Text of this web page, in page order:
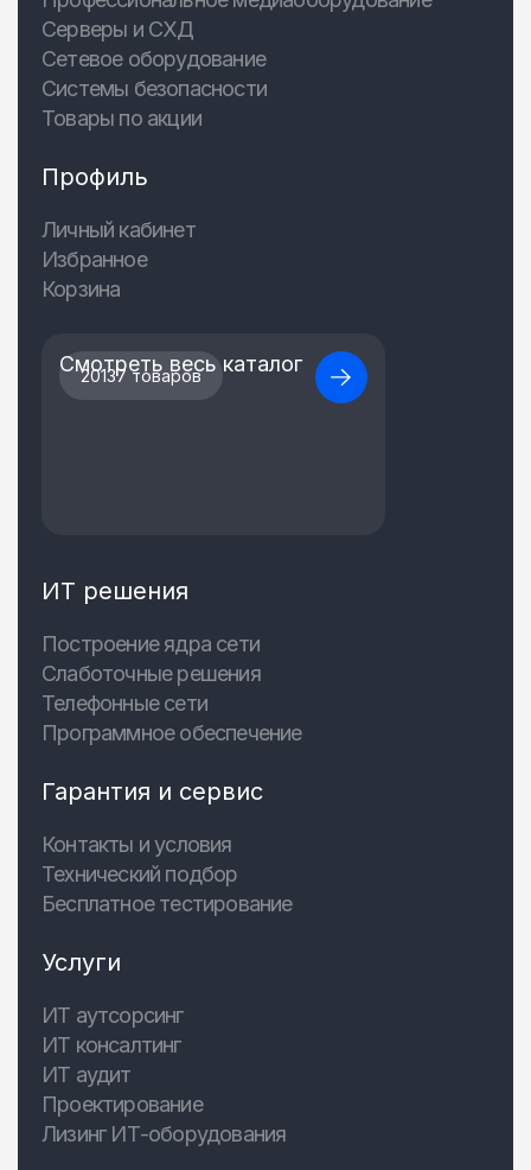
Серверы и СХД
Сетевое оборудование
Системы безопасности
Товары по акции
Профиль
Личный кабинет
Избранное
Корзина
20137 товаров
Смотреть весь каталог
ИТ решения
Построение ядра сети
Слаботочные решения
Телефонные сети
Программное обеспечение
Гарантия и сервис
Контакты и условия
Технический подбор
Бесплатное тестирование
Услуги
ИТ аутсорсинг
ИТ консалтинг
ИТ аудит
Проектирование
Лизинг ИТ-оборудования